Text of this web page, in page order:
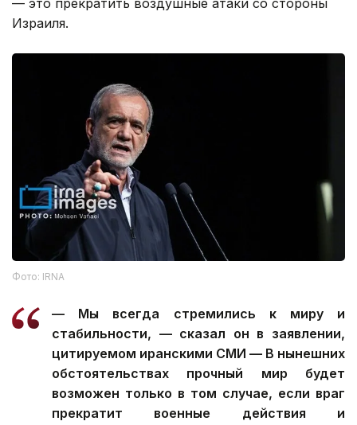
— это прекратить воздушные атаки со стороны
Израиля.
Фото: IRNA
— Мы всегда стремились к миру и
стабильности, — сказал он в заявлении,
цитируемом иранскими СМИ — В нынешних
обстоятельствах прочный мир будет
возможен только в том случае, если враг
прекратит военные действия и